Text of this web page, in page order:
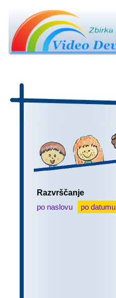
Razvrščanje
po naslovu
po datumu